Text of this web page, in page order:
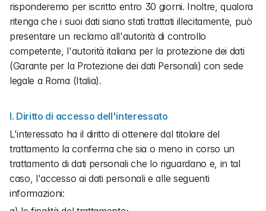
risponderemo per iscritto entro 30 giorni. Inoltre, qualora
ritenga che i suoi dati siano stati trattati illecitamente, può
presentare un reclamo all'autorità di controllo
competente, l'autorità italiana per la protezione dei dati
(Garante per la Protezione dei dati Personali) con sede
legale a Roma (Italia).
I. Diritto di accesso dell'interessato
L'interessato ha il diritto di ottenere dal titolare del
trattamento la conferma che sia o meno in corso un
trattamento di dati personali che lo riguardano e, in tal
caso, l'accesso ai dati personali e alle seguenti
informazioni: